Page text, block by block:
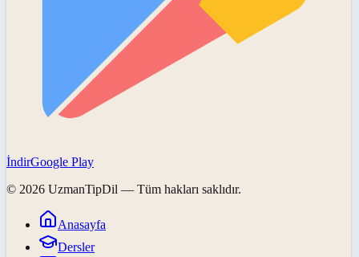
İndirGoogle Play
© 2026 UzmanTipDil — Tüm hakları saklıdır.
Anasayfa
Dersler